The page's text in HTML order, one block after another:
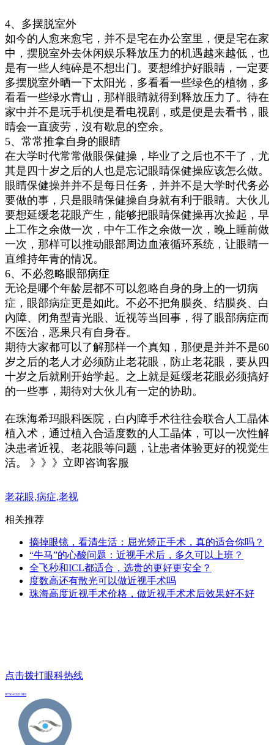
4、多摆脱室外
如今的人愈来愈宅，并不是宅在办公室里，便是宅在家
中，摆脱室外去休闲娱乐释放压力的机遇越来越低，也
是有一些人纯碎是不想出门。要想维护好眼睛，一定要
多摆脱室外晒一下太阳光，多看看一些绿色的植物，多
看看一些绿水青山，那样眼睛就得到释放压力了。待在
家中并不是玩手机便是看电视剧，或是便是去看书，眼
睛会一直疲劳，沒有歇息的空余。
5、常常推拿自身的眼睛
在大学时代常常做眼保健操，毕业了之后也不干了，尤
其是四十岁之后的人也是忘记眼睛保健操应该怎么做。
眼睛保健操并并不是每日任务，并并不是大学时代务必
要做的事，只是眼睛保健操自身就有利于眼睛。大伙儿
要想延缓老花眼产生，能够把眼睛保健操再次捡起，早
上工作之余做一次，中午工作之余做一次，晚上睡前做
一次，那样可以推动眼部周边血液循环系统，让眼睛一
直维持年青的情况。
6、不必忽略眼部病症
无论是哪个年龄层都不可以忽略自身的身上的一切病
症，眼部病症更是如此。不必不把角膜炎、结膜炎、白
內障、闭角型青光眼、近视等当回事，得了眼部病症而
不医治，恶果只有自身吞。
期待大家都可以了解那样一个真知，那便是并并不是60
岁之后的老人才必须防止老花眼，防止老花眼，要从四
十岁之后就刚开始学起。之上就是延缓老花眼必须搞好
的一些事，期待对大伙儿有一定的协助。
在珠海希玛眼科医院，白内障手术往往会联合人工晶体
植入术，通过植入合适度数的人工晶体，可以一次性解
决患者近视、老花眼等问题，让患者体验更好的视觉生
活。 》》》立即咨询客服
老花眼,病症,老视
相关推荐
摘掉眼镜，看清生活：屈光矫正手术，真的适合你吗？
“牛马”的心酸问题：近视手术后，多久可以上班？
全飞秒和ICL都适合，选贵的更好更安全？
度数高还有散光可以做近视手术吗
珠海高度近视手术价格，做近视手术术后效果好不好
点击拨打眼科热线
0756-6321018